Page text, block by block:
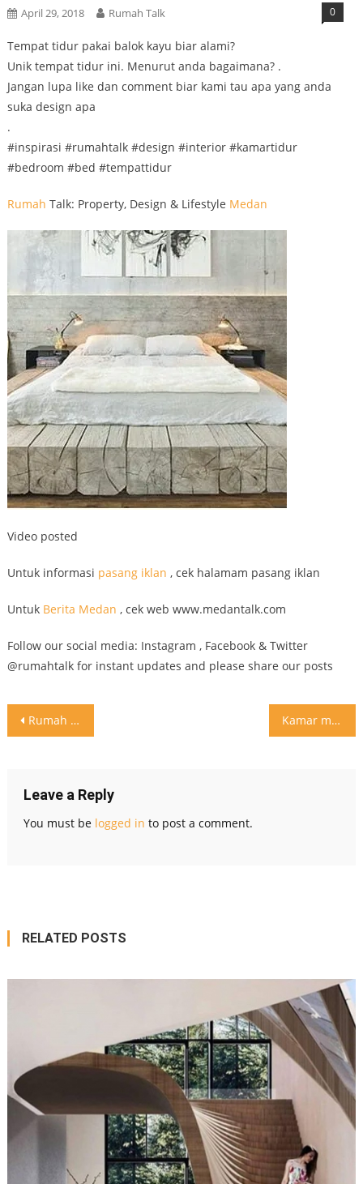
April 29, 2018 Rumah Talk 0
Tempat tidur pakai balok kayu biar alami?
Unik tempat tidur ini. Menurut anda bagaimana? .
Jangan lupa like dan comment biar kami tau apa yang anda
suka design apa
.
#inspirasi #rumahtalk #design #interior #kamartidur
#bedroom #bed #tempattidur
Rumah Talk: Property, Design & Lifestyle Medan
Video posted
Untuk informasi pasang iklan , cek halamam pasang iklan
Untuk Berita Medan , cek web www.medantalk.com
Follow our social media: Instagram , Facebook & Twitter
@rumahtalk for instant updates and please share our posts
Post
Rumah apartment jomblo? Inspirasi design ini buat para singles partisi kamar hanya dengan kaca. Design kaca memberikan kesan ruangan lebih luas Jangan lupa like dan comment biar kami tau apa yang anda suka design apa Kamar mandi modern minimalis dan terkesan mewah . Jangan lupa like dan comment biar kami tau apa yang anda suka design apa
Leave a Reply
You must be logged in to post a comment.
RELATED POSTS